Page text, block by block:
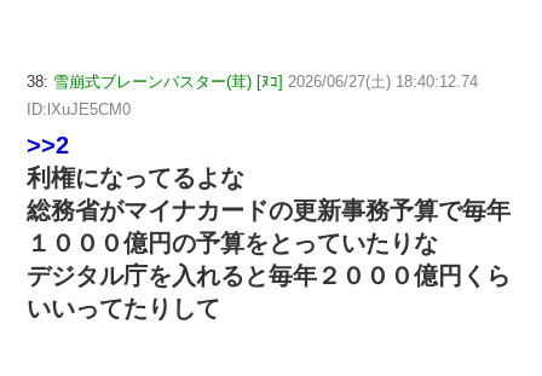
38: 雪崩式ブレーンバスター(茸) [ﾇｺ] 2026/06/27(土) 18:40:12.74
ID:lXuJE5CM0
>>2
利権になってるよな
総務省がマイナカードの更新事務予算で毎年
１０００億円の予算をとっていたりな
デジタル庁を入れると毎年２０００億円くら
いいってたりして